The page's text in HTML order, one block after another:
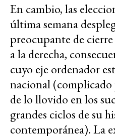
En cambio, las
última semana
preocupante de
a la derecha,
cuyo eje ordenador
nacional (complicado
de lo llovido en los
grandes ciclos de su
contemporánea). La